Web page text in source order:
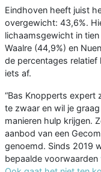
Eindhoven heeft juist
overgewicht: 43,6%.
lichaamsgewicht in
Waalre (44,9%) en
de percentages relatief
iets af.
“Bas Knopperts expert
te zwaar en wil je
manieren hulp krijgen.
aanbod van een
genoemd. Sinds 2019
bepaalde voorwaarden